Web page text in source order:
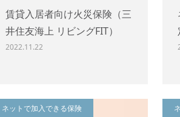
賃貸入居者向け火災保険（三
井住友海上 リビングFIT）
2022.11.22
ネットで加入できる保険